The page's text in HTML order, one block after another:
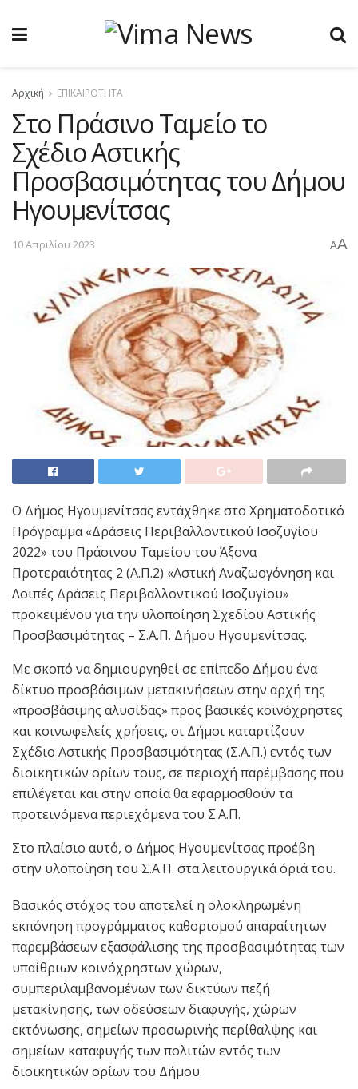
Αρχική ΕΠΙΚΑΙΡΟΤΗΤΑ
Στο Πράσινο Ταμείο το
Σχέδιο Αστικής
Προσβασιμότητας του Δήμου
Ηγουμενίτσας
10 Απριλίου 2023 AA
Ο Δήμος Ηγουμενίτσας εντάχθηκε στο Χρηματοδοτικό
Πρόγραμμα «Δράσεις Περιβαλλοντικού Ισοζυγίου
2022» του Πράσινου Ταμείου του Άξονα
Προτεραιότητας 2 (Α.Π.2) «Αστική Αναζωογόνηση και
Λοιπές Δράσεις Περιβαλλοντικού Ισοζυγίου»
προκειμένου για την υλοποίηση Σχεδίου Αστικής
Προσβασιμότητας – Σ.Α.Π. Δήμου Ηγουμενίτσας.
Με σκοπό να δημιουργηθεί σε επίπεδο Δήμου ένα
δίκτυο προσβάσιμων μετακινήσεων στην αρχή της
«προσβάσιμης αλυσίδας» προς βασικές κοινόχρηστες
και κοινωφελείς χρήσεις, οι Δήμοι καταρτίζουν
Σχέδιο Αστικής Προσβασιμότητας (Σ.Α.Π.) εντός των
διοικητικών ορίων τους, σε περιοχή παρέμβασης που
επιλέγεται και στην οποία θα εφαρμοσθούν τα
προτεινόμενα περιεχόμενα του Σ.Α.Π.
Στο πλαίσιο αυτό, ο Δήμος Ηγουμενίτσας προέβη
στην υλοποίηση του Σ.Α.Π. στα λειτουργικά όριά του.
Βασικός στόχος του αποτελεί η ολοκληρωμένη
εκπόνηση προγράμματος καθορισμού απαραίτητων
παρεμβάσεων εξασφάλισης της προσβασιμότητας των
υπαίθριων κοινόχρηστων χώρων,
συμπεριλαμβανομένων των δικτύων πεζή
μετακίνησης, των οδεύσεων διαφυγής, χώρων
εκτόνωσης, σημείων προσωρινής περίθαλψης και
σημείων καταφυγής των πολιτών εντός των
διοικητικών ορίων του Δήμου.